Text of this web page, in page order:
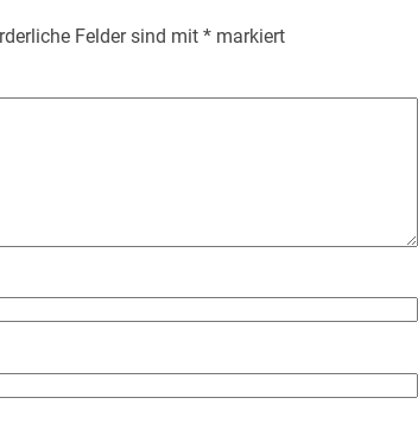
Felder sind mit * markiert